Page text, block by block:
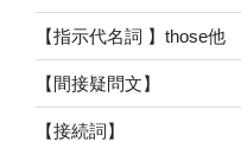
【指示代名詞 】those他
【間接疑問文】
【接続詞】